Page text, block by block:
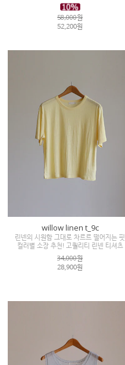
58,000원
52,200원
willow linen t_9c
린넨의 시원함 그대로 차르르 떨어지는 핏
컬러별 소장 추천! 고퀄리티 린넨 티셔츠
34,000원
28,900원